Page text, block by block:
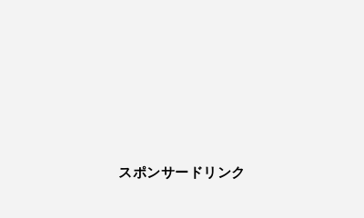
スポンサードリンク